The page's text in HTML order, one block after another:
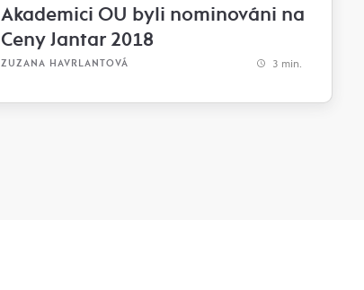
Akademici OU byli nominováni na
Ceny Jantar 2018
ZUZANA HAVRLANTOVÁ 3 min.